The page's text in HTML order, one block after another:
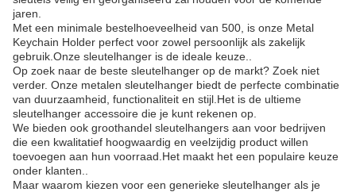
jaren.
Met een minimale bestelhoeveelheid van 500, is onze Metal
Keychain Holder perfect voor zowel persoonlijk als zakelijk
gebruik.Onze sleutelhanger is de ideale keuze..
Op zoek naar de beste sleutelhanger op de markt? Zoek niet
verder. Onze metalen sleutelhanger biedt de perfecte combinatie
van duurzaamheid, functionaliteit en stijl.Het is de ultieme
sleutelhanger accessoire die je kunt rekenen op.
We bieden ook groothandel sleutelhangers aan voor bedrijven
die een kwalitatief hoogwaardig en veelzijdig product willen
toevoegen aan hun voorraad.Het maakt het een populaire keuze
onder klanten..
Maar waarom kiezen voor een generieke sleutelhanger als je